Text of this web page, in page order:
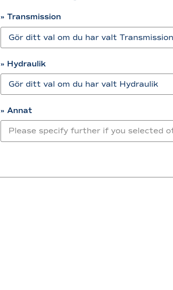
» Transmission
» Hydraulik
» Annat